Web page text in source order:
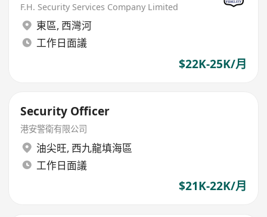
F.H. Security Services Company Limited
東區, 西灣河
工作日面議
$22K-25K/月
Security Officer
港安警衛有限公司
油尖旺, 西九龍填海區
工作日面議
$21K-22K/月